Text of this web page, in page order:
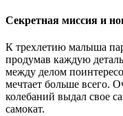
Секретная миссия и
К трехлетию малыша
продумав каждую
между делом
мечтает больше всего.
колебаний выдал свое
самокат.